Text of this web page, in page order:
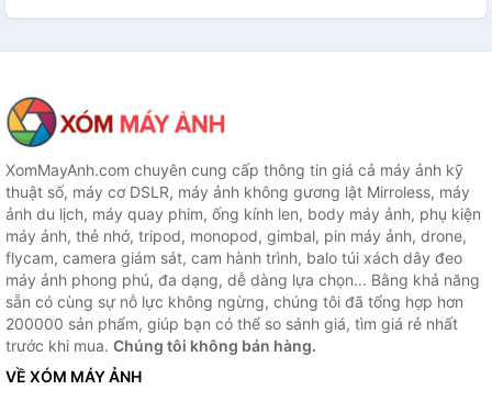
XomMayAnh.com chuyên cung cấp thông tin giá cả máy ảnh kỹ
thuật số, máy cơ DSLR, máy ảnh không gương lật Mirroless, máy
ảnh du lịch, máy quay phim, ống kính len, body máy ảnh, phụ kiện
máy ảnh, thẻ nhớ, tripod, monopod, gimbal, pin máy ảnh, drone,
flycam, camera giám sát, cam hành trình, balo túi xách dây đeo
máy ảnh phong phú, đa dạng, dễ dàng lựa chọn... Bằng khả năng
sẵn có cùng sự nỗ lực không ngừng, chúng tôi đã tổng hợp hơn
200000 sản phẩm, giúp bạn có thể so sánh giá, tìm giá rẻ nhất
trước khi mua. Chúng tôi không bán hàng.
VỀ XÓM MÁY ẢNH